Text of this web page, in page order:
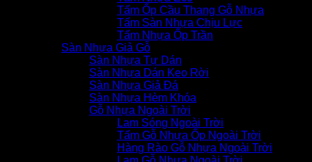
Tấm Ốp Cầu Thang Gỗ Nhựa
Tấm Sàn Nhựa Chịu Lực
Tấm Nhựa Ốp Trần
Sàn Nhựa Giả Gỗ
Sàn Nhựa Tự Dán
Sàn Nhựa Dán Keo Rời
Sàn Nhựa Giả Đá
Sàn Nhựa Hèm Khóa
Gỗ Nhựa Ngoài Trời
Lam Sóng Ngoài Trời
Tấm Gỗ Nhựa Ốp Ngoài Trời
Hàng Rào Gỗ Nhựa Ngoài Trời